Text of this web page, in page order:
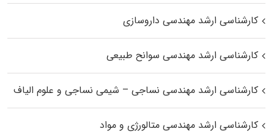
کارشناسی ارشد مهندسی داروسازی
کارشناسی ارشد مهندسی سوانح طبیعی
کارشناسی ارشد مهندسی نساجی – شیمی نساجی و علوم الیاف
کارشناسی ارشد مهندسی متالورژی و مواد